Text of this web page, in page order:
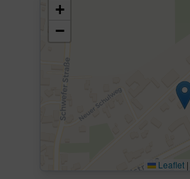
+
−
Leaflet |